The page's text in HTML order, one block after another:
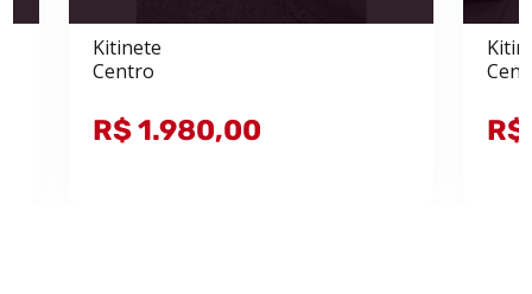
Kitinete
Centro
R$ 1.980,00